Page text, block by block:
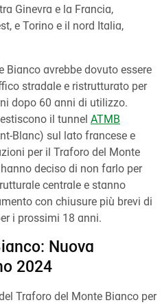
Ginevra e la Francia,
e Torino e il nord Italia,
Bianco avrebbe dovuto essere
stradale e ristrutturato per
dopo 60 anni di utilizzo.
il tunnel ATMB
Blanc) sul lato francese e
per il Traforo del Monte
deciso di non farlo per
centrale e stanno
con chiusure più brevi di
i prossimi 18 anni.
Nuova
2024
Traforo del Monte Bianco per